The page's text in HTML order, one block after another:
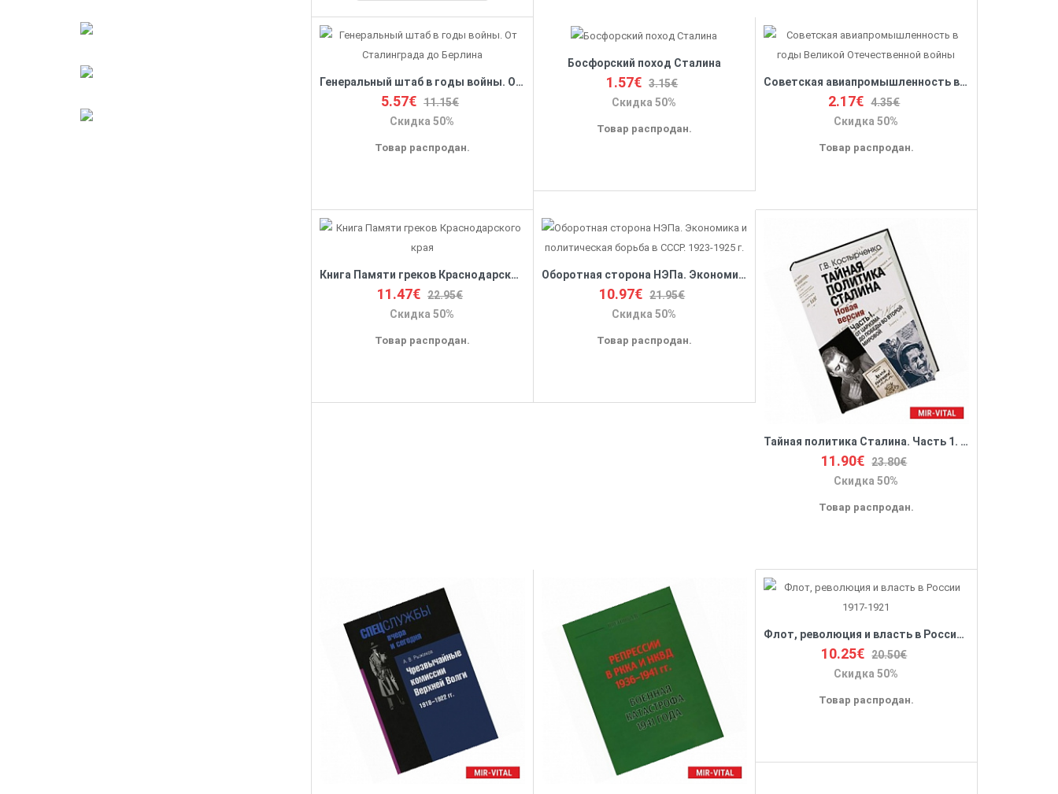
Генеральный штаб в годы войны. От Сталинграда до Берлина
5.57€ 11.15€
Скидка 50%
Товар распродан.
Босфорский поход Сталина
1.57€ 3.15€
Скидка 50%
Товар распродан.
Советская авиапромышленность в годы Великой Отечественной войны
2.17€ 4.35€
Скидка 50%
Товар распродан.
Книга Памяти греков Краснодарского края
11.47€ 22.95€
Скидка 50%
Товар распродан.
Оборотная сторона НЭПа. Экономика и политическая борьба в СССР. 1923-1925 г.
10.97€ 21.95€
Скидка 50%
Товар распродан.
Тайная политика Сталина. Часть 1. От царизма до победы во Второй мировой.
11.90€ 23.80€
Скидка 50%
Товар распродан.
Флот, революция и власть в России 1917-1921
10.25€ 20.50€
Скидка 50%
Товар распродан.